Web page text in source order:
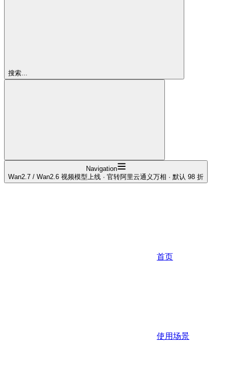
搜索...
Navigation
Wan2.7 / Wan2.6 视频模型上线 · 官转阿里云通义万相 · 默认 98 折
首页
使用场景